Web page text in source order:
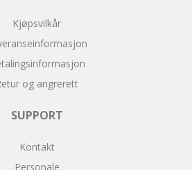
Kjøpsvilkår
og angrerett
SUPPORT
Kontakt
Personale